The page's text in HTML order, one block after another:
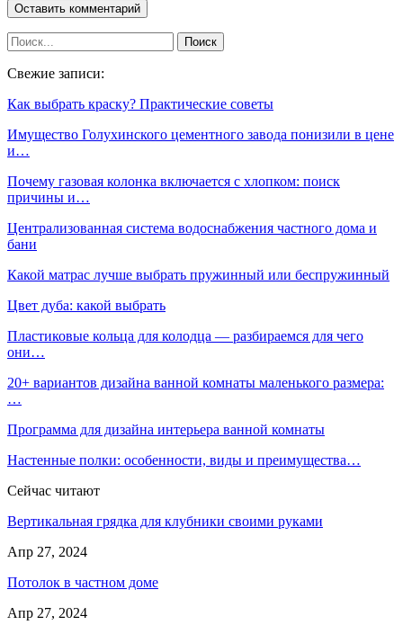
Свежие записи:
Как выбрать краску? Практические советы
Имущество Голухинского цементного завода понизили в цене
и…
Почему газовая колонка включается с хлопком: поиск
причины и…
Централизованная система водоснабжения частного дома и
бани
Какой матрас лучше выбрать пружинный или беспружинный
Цвет дуба: какой выбрать
Пластиковые кольца для колодца — разбираемся для чего
они…
20+ вариантов дизайна ванной комнаты маленького размера:
…
Программа для дизайна интерьера ванной комнаты
Настенные полки: особенности, виды и преимущества…
Сейчас читают
Вертикальная грядка для клубники своими руками
Апр 27, 2024
Потолок в частном доме
Апр 27, 2024